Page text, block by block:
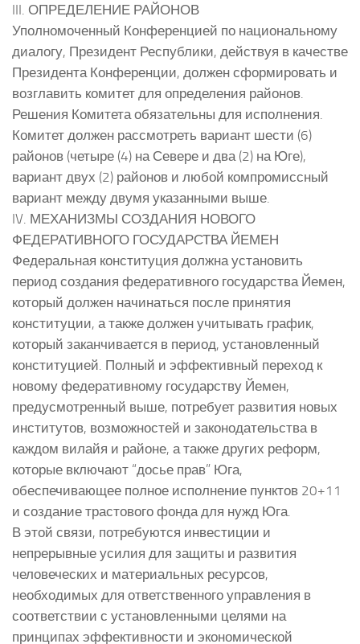
III. ОПРЕДЕЛЕНИЕ РАЙОНОВ
Уполномоченный Конференцией по национальному
диалогу, Президент Республики, действуя в качестве
Президента Конференции, должен сформировать и
возглавить комитет для определения районов.
Решения Комитета обязательны для исполнения.
Комитет должен рассмотреть вариант шести (6)
районов (четыре (4) на Севере и два (2) на Юге),
вариант двух (2) районов и любой компромиссный
вариант между двумя указанными выше.
IV. МЕХАНИЗМЫ СОЗДАНИЯ НОВОГО
ФЕДЕРАТИВНОГО ГОСУДАРСТВА ЙЕМЕН
Федеральная конституция должна установить
период создания федеративного государства Йемен,
который должен начинаться после принятия
конституции, а также должен учитывать график,
который заканчивается в период, установленный
конституцией. Полный и эффективный переход к
новому федеративному государству Йемен,
предусмотренный выше, потребует развития новых
институтов, возможностей и законодательства в
каждом вилайя и районе, а также других реформ,
которые включают “досье прав” Юга,
обеспечивающее полное исполнение пунктов 20+11
и создание трастового фонда для нужд Юга.
В этой связи, потребуются инвестиции и
непрерывные усилия для защиты и развития
человеческих и материальных ресурсов,
необходимых для ответственного управления в
соответствии с установленными целями на
принципах эффективности и экономической